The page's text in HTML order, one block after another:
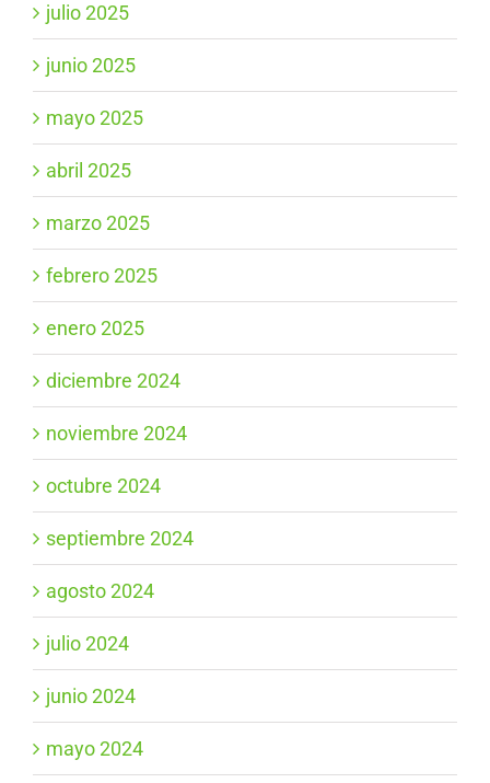
julio 2025
junio 2025
mayo 2025
abril 2025
marzo 2025
febrero 2025
enero 2025
diciembre 2024
noviembre 2024
octubre 2024
septiembre 2024
agosto 2024
julio 2024
junio 2024
mayo 2024